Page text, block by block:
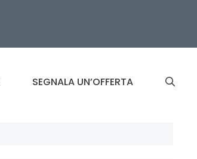
SEGNALA UN’OFFERTA